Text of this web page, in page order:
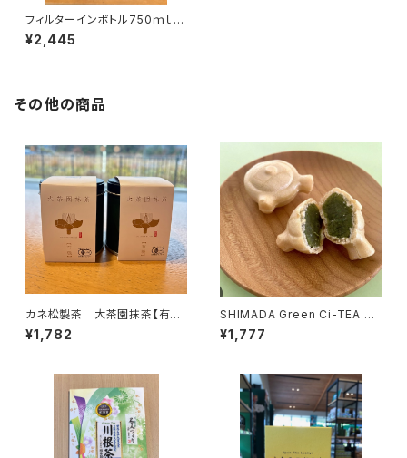
フィルターインボトル750ｍｌ島
田市緑茶化オリジナルデザイン
¥2,445
その他の商品
カネ松製茶 大茶園抹茶【有機
抹茶】
¥1,782
SHIMADA Green Ci-TEA N
o.2緑茶の急須最中
¥1,777